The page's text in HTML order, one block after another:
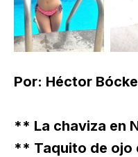
Por: Héctor
** La chaviza en
** Taquito de ojo